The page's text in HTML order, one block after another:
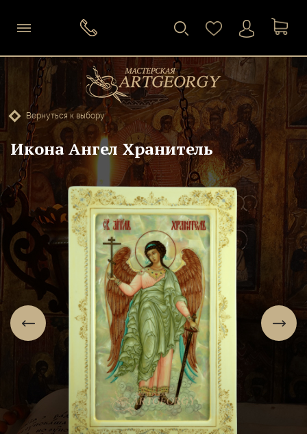
Вернуться к выбору
Икона Ангел Хранитель